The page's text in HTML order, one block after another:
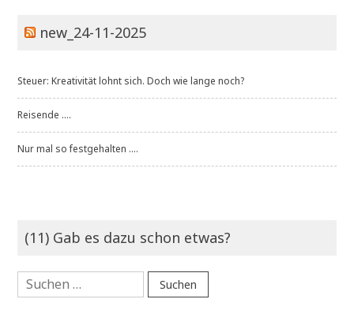
new_24-11-2025
Steuer: Kreativität lohnt sich. Doch wie lange noch?
Reisende ....
Nur mal so festgehalten ....
(11) Gab es dazu schon etwas?
Suchen
nach: